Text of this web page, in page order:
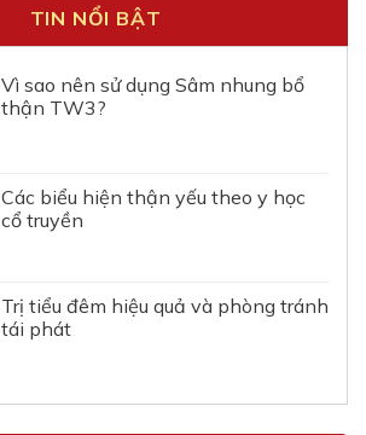
TIN NỔI BẬT
Vì sao nên sử dụng Sâm nhung bổ
thận TW3?
Các biểu hiện thận yếu theo y học
cổ truyền
Trị tiểu đêm hiệu quả và phòng tránh
tái phát